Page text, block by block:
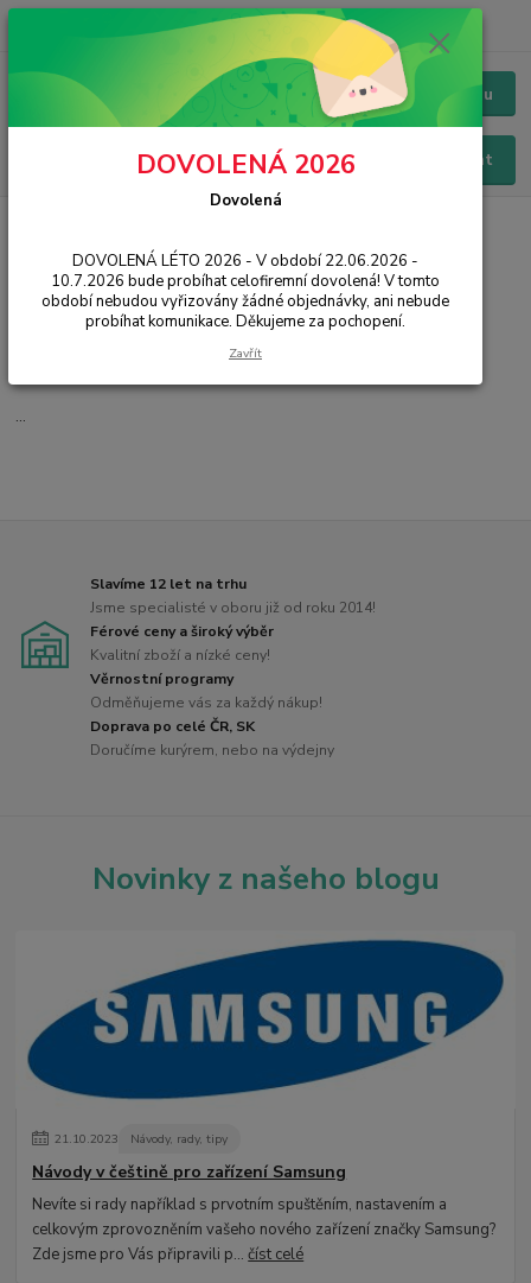
Menu
Hledat
Chat / Online podpora - 24/7
Switche
10/100/1000 Mbit
...
Slavíme 12 let na trhu
Jsme specialisté v oboru již od roku 2014!
Férové ceny a široký výběr
Kvalitní zboží a nízké ceny!
Věrnostní programy
Odměňujeme vás za každý nákup!
Doprava po celé ČR, SK
Doručíme kurýrem, nebo na výdejny
Novinky z našeho blogu
21.10.2023 Návody, rady, tipy
Návody v češtině pro zařízení Samsung
Nevíte si rady například s prvotním spuštěním, nastavením a
celkovým zprovozněním vašeho nového zařízení značky Samsung?
Zde jsme pro Vás připravili p...číst celé
DOVOLENÁ 2026
Dovolená
DOVOLENÁ LÉTO 2026 - V období 22.06.2026 -
10.7.2026 bude probíhat celofiremní dovolená! V tomto
období nebudou vyřizovány žádné objednávky, ani nebude
probíhat komunikace. Děkujeme za pochopení.
Zavřít